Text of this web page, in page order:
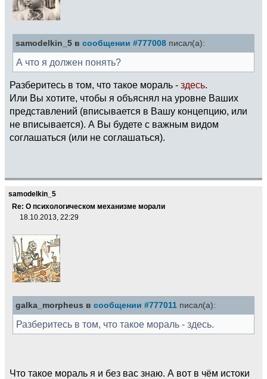
samodelkin_5 в сообщении #777008 писал(а):
А что я должен понять?
Разберитесь в том, что такое мораль - здесь.
Или Вы хотите, чтобы я объяснял на уровне Ваших
представлений (вписывается в Вашу концепцию, или
не вписывается). А Вы будете с важным видом
соглашаться (или не соглашаться).
samodelkin_5
Re: О психологическом механизме морали
18.10.2013, 22:29
galka_morpheus в сообщении #777011 писал(а):
Разберитесь в том, что такое мораль - здесь.
Что такое мораль я и без вас знаю. А вот в чём истоки